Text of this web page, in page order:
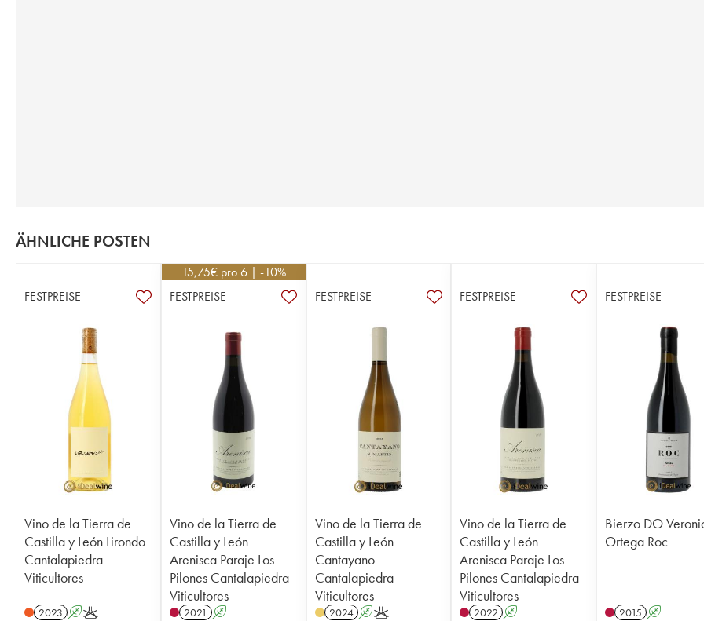
ÄHNLICHE POSTEN
FESTPREISE
Vino de la Tierra de
Castilla y León Lirondo
Cantalapiedra
Viticultores
2023 AK
15,75€ pro 6 | -10%
FESTPREISE
Vino de la Tierra de
Castilla y León
Arenisca Paraje Los
Pilones Cantalapiedra
Viticultores
2021 A
FESTPREISE
Vino de la Tierra de
Castilla y León
Cantayano
Cantalapiedra
Viticultores
2024 AK
FESTPREISE
Vino de la Tierra de
Castilla y León
Arenisca Paraje Los
Pilones Cantalapiedra
Viticultores
2022 A
FESTPREISE
Bierzo DO
Ortega Roc
2015 A